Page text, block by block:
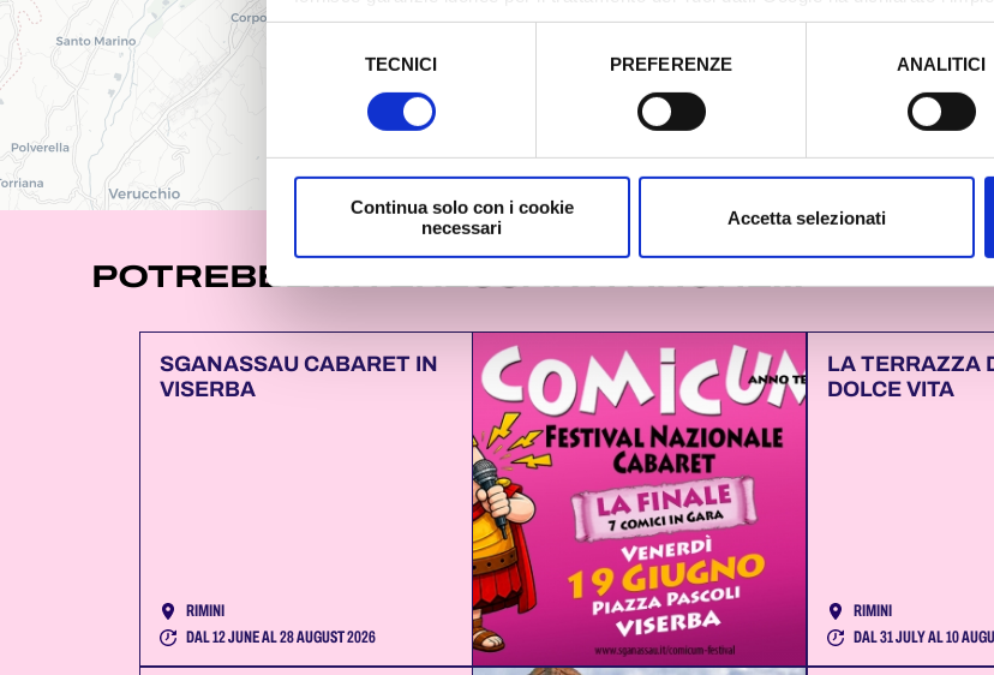
sicurezza a Tutela dei navigatori, che abbiamo valutato essere sufficienti.
TECNICI PREFERENZE ANALITICI
Continua solo con i cookie
necessari
Accetta selezionati
POTREBBE INTERESSARTI ANCHE...
SGANASSAU CABARET IN
VISERBA
RIMINI
DAL 12 JUNE AL 28 AUGUST 2026
LA TERRAZZA
DOLCE VITA
RIMINI
DAL 31 JULY AL 10